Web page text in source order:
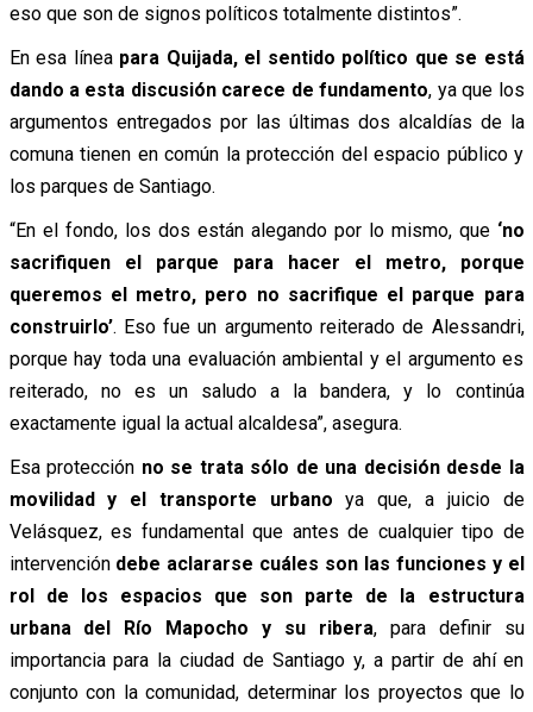
eso que son de signos políticos totalmente distintos”.
En esa línea para Quijada, el sentido político que se está
dando a esta discusión carece de fundamento, ya que los
argumentos entregados por las últimas dos alcaldías de la
comuna tienen en común la protección del espacio público y
los parques de Santiago.
“En el fondo, los dos están alegando por lo mismo, que‘no
sacrifiquen el parque para hacer el metro, porque
queremos el metro, pero no sacrifique el parque para
construirlo’. Eso fue un argumento reiterado de Alessandri,
porque hay toda una evaluación ambiental y el argumento es
reiterado, no es un saludo a la bandera, y lo continúa
exactamente igual la actual alcaldesa”, asegura.
Esa protección no se trata sólo de una decisión desde la
movilidad y el transporte urbano ya que, a juicio de
Velásquez, es fundamental que antes de cualquier tipo de
intervención debe aclararse cuáles son las funciones y el
rol de los espacios que son parte de la estructura
urbana del Río Mapocho y su ribera, para definir su
importancia para la ciudad de Santiago y, a partir de ahí en
conjunto con la comunidad, determinar los proyectos que lo